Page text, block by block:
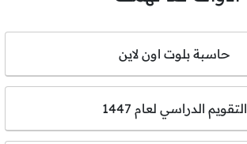
حاسبة بلوت اون لاين
التقويم الدراسي لعام 1447